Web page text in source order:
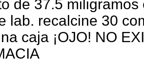
de 37.5
lab. recalcine 30
caja ¡OJO! NO